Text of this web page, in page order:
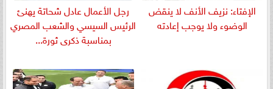
الإفتاء: نزيف الأنف لا ينقض
الوضوء ولا يوجب إعادته
رجل الأعمال عادل شحاتة يهنئ
الرئيس السيسي والشعب المصري
بمناسبة ذكرى ثورة...